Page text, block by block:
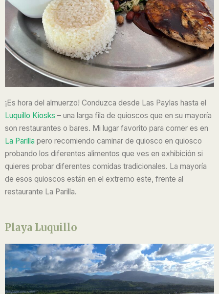
¡Es hora del almuerzo! Conduzca desde Las Paylas hasta el
Luquillo Kiosks – una larga fila de quioscos que en su mayoría
son restaurantes o bares. Mi lugar favorito para comer es en
La Parilla pero recomiendo caminar de quiosco en quiosco
probando los diferentes alimentos que ves en exhibición si
quieres probar diferentes comidas tradicionales. La mayoría
de esos quioscos están en el extremo este, frente al
restaurante La Parilla.
Playa Luquillo